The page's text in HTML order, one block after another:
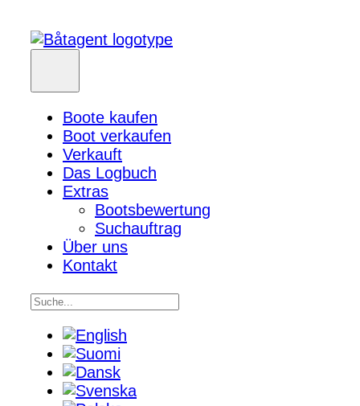
Boote kaufen
Boot verkaufen
Verkauft
Das Logbuch
Extras
Bootsbewertung
Suchauftrag
Über uns
Kontakt